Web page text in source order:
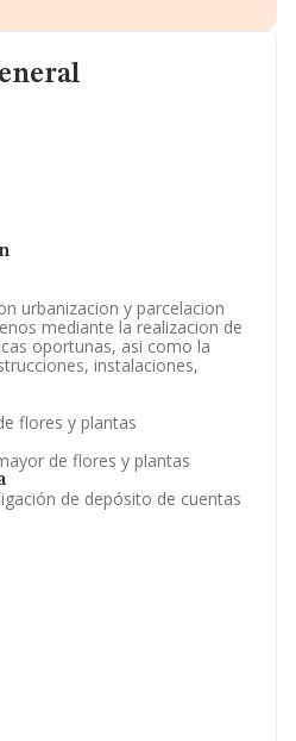
urbanizacion y parcelacion
mediante la realizacion de
oportunas, asi como la
instalaciones,
flores y plantas
de flores y plantas
de depósito de cuentas
complementaria.